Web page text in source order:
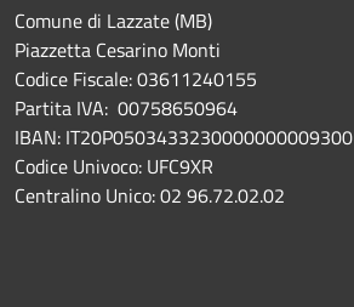
Comune di Lazzate (MB)
Piazzetta Cesarino Monti
Codice Fiscale: 03611240155
Partita IVA: 00758650964
IBAN: IT20P0503433230000000009300
Codice Univoco: UFC9XR
Centralino Unico: 02 96.72.02.02